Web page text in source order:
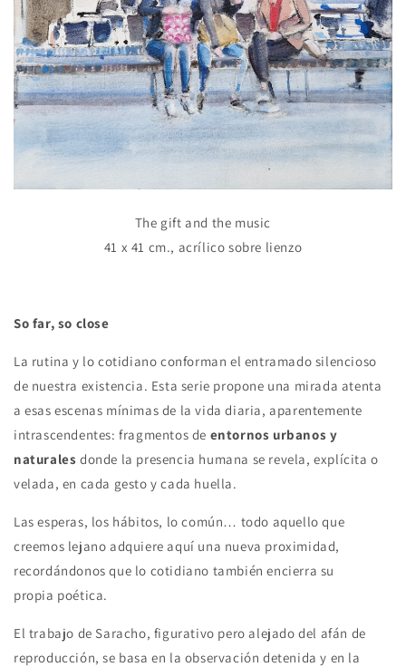
The gift and the music
41 x 41 cm., acrílico sobre lienzo
So far, so close
La rutina y lo cotidiano conforman el entramado silencioso
de nuestra existencia. Esta serie propone una mirada atenta
a esas escenas mínimas de la vida diaria, aparentemente
intrascendentes: fragmentos de entornos urbanos y
naturales donde la presencia humana se revela, explícita o
velada, en cada gesto y cada huella.
Las esperas, los hábitos, lo común… todo aquello que
creemos lejano adquiere aquí una nueva proximidad,
recordándonos que lo cotidiano también encierra su
propia poética.
El trabajo de Saracho, figurativo pero alejado del afán de
reproducción, se basa en la observación detenida y en la